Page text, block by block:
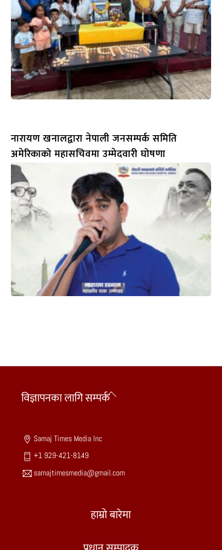
नारायण खनालद्वारा नेपाली जनसम्पर्क समिति
अमेरिकाको महासचिवमा उम्मेदवारी घोषणा
Back
विज्ञापनका लागि सम्पर्क
Samaj Times Media Inc
+1 929-421-8149
samajtimesmedia@gmail.com
हाम्रो बारेमा